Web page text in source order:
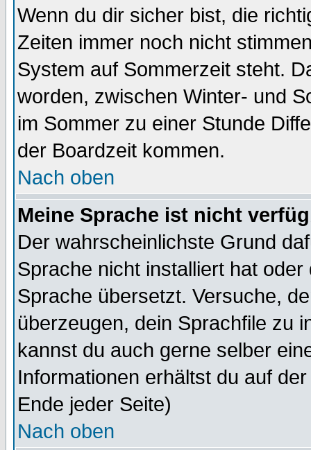
Wenn du dir sicher bist, die
Zeiten immer noch nicht
System auf Sommerzeit steht.
worden, zwischen Winter- und
im Sommer zu einer Stunde
der Boardzeit kommen.
Nach oben
Meine Sprache ist nicht
Der wahrscheinlichste Grund
Sprache nicht installiert hat
Sprache übersetzt. Versuche,
überzeugen, dein Sprachfile zu
kannst du auch gerne selber
Informationen erhältst du auf
Ende jeder Seite)
Nach oben